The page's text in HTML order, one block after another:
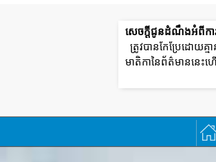
សេចក្តីជូនដំណឹងអំពីការ
ត្រូវបានកែប្រែដោយ
មាតិកានៃព័ត៌មាននេះ